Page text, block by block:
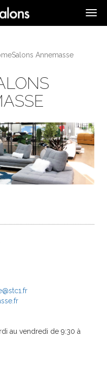
Annemasse
au vendredi de 9:30 à